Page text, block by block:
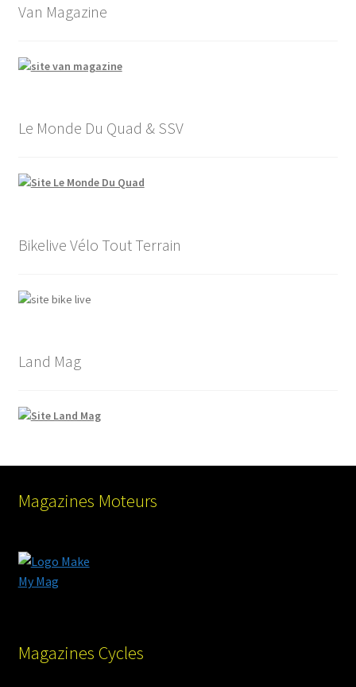
Van Magazine
Le Monde Du Quad & SSV
Bikelive Vélo Tout Terrain
Land Mag
Magazines Moteurs
Magazines Cycles